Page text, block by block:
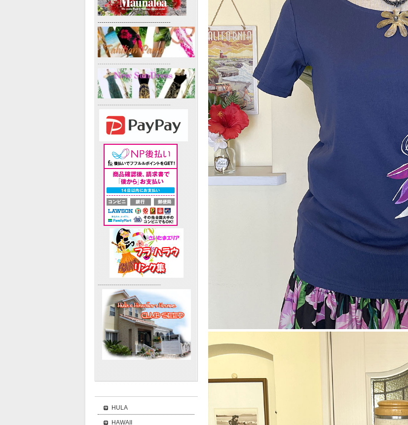
-------------------------------------
-------------------------------------
-------------------------------------
--------------------------------
HULA
HAWAII